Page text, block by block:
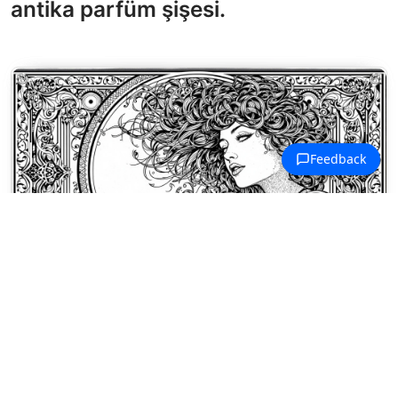
antika parfüm şişesi.